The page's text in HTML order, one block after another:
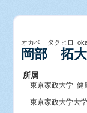
オカベ タクヒロ
岡部 拓大
所属
東京家政大学 健
東京家政大学大